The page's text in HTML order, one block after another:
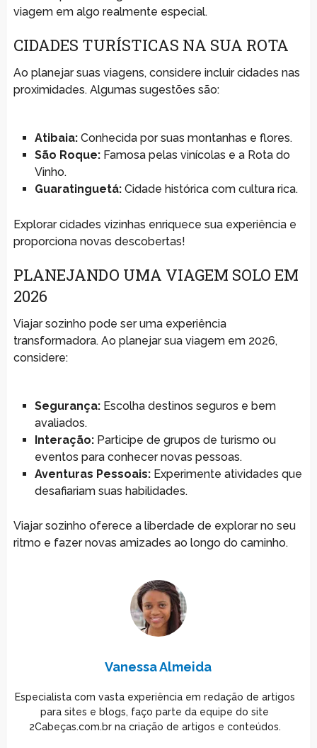
viagem em algo realmente especial.
CIDADES TURÍSTICAS NA SUA ROTA
Ao planejar suas viagens, considere incluir cidades nas
proximidades. Algumas sugestões são:
Atibaia:Conhecida por suas montanhas e flores.
São Roque:Famosa pelas vinícolas e a Rota do
Vinho.
Guaratinguetá:Cidade histórica com cultura rica.
Explorar cidades vizinhas enriquece sua experiência e
proporciona novas descobertas!
PLANEJANDO UMA VIAGEM SOLO EM
2026
Viajar sozinho pode ser uma experiência
transformadora. Ao planejar sua viagem em 2026,
considere:
Segurança:Escolha destinos seguros e bem
avaliados.
Interação:Participe de grupos de turismo ou
eventos para conhecer novas pessoas.
Aventuras Pessoais:Experimente atividades que
desafiariam suas habilidades.
Viajar sozinho oferece a liberdade de explorar no seu
ritmo e fazer novas amizades ao longo do caminho.
Vanessa Almeida
Especialista com vasta experiência em redação de artigos
para sites e blogs, faço parte da equipe do site
2Cabeças.com.br na criação de artigos e conteúdos.